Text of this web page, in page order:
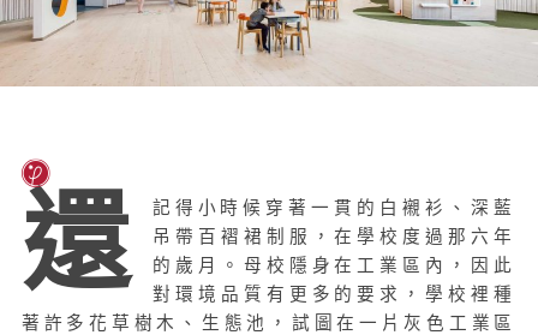
還
記得小時候穿著一貫的白襯衫、深藍
吊帶百褶裙制服，在學校度過那六年
的歲月。母校隱身在工業區內，因此
對環境品質有更多的要求，學校裡種
著許多花草樹木、生態池，試圖在一片灰色工業區